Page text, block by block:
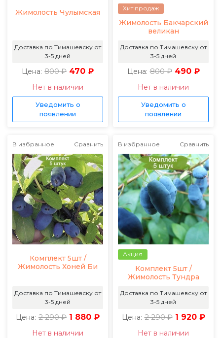
Жимолость Чулымская
Доставка по Тимашевску от
3-5 дней
Цена: 800 ₽ 470 ₽
Нет в наличии
Уведомить о
появлении
Хит продаж
Жимолость Бакчарский
великан
Доставка по Тимашевску от
3-5 дней
Цена: 800 ₽ 490 ₽
Нет в наличии
Уведомить о
появлении
В избранное Сравнить
Комплект 5шт /
Жимолость Хоней Би
Доставка по Тимашевску от
3-5 дней
Цена: 2 290 ₽ 1 880 ₽
Нет в наличии
В избранное Сравнить
Акция
Комплект 5шт /
Жимолость Тундра
Доставка по Тимашевску от
3-5 дней
Цена: 2 290 ₽ 1 920 ₽
Нет в наличии